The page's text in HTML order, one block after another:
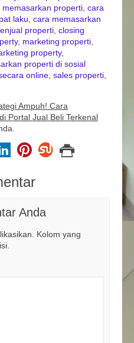
memasarkan properti, cara
laku, cara memasarkan
properti, closing
, marketing properti,
property,
properti di sosial
online, sales properti,
Ampuh! Cara
Portal Jual Beli Terkenal
Anda
Kolom yang